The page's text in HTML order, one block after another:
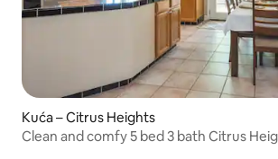
Kuća – Citrus Heights
Clean and comfy 5 bed 3 bath Citrus